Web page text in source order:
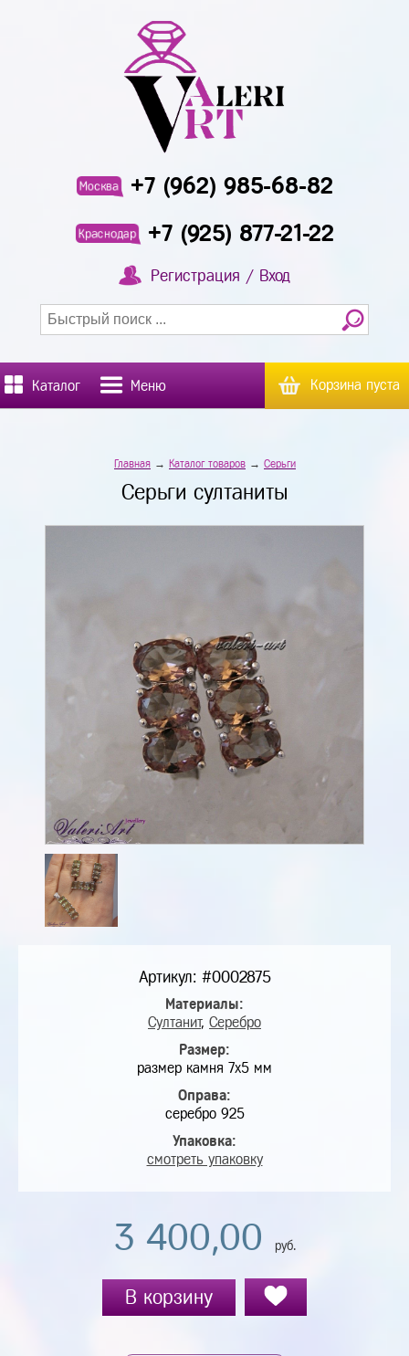
Москва +7 (962) 985-68-82
Краснодар +7 (925) 877-21-22
Регистрация / Вход
Каталог Меню Корзина пуста
Главная→ Каталог товаров→ Серьги
Серьги султаниты
Артикул: #0002875
Материалы:
Султанит, Серебро
Размер:
размер камня 7х5 мм
Оправа:
серебро 925
Упаковка:
смотреть упаковку
3 400,00 руб.
В корзину